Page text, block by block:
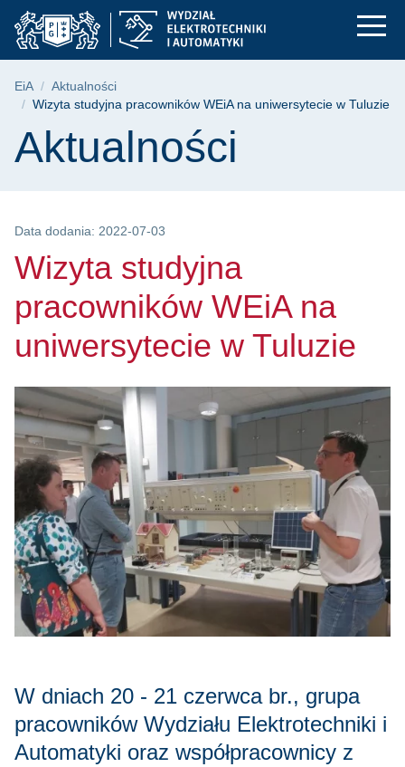
Przejdź
do
menu
Przejdź
do
wyszukiwarki
Przejdź
do
treści
Wizyta studyjna
Ścieżka nawigacyjna
EiA
Aktualności
Wizyta studyjna pracowników WEiA na uniwersytecie w Tuluzie
Treść strony
Aktualności
Data dodania: 2022-07-03
Wizyta studyjna
pracowników WEiA na
uniwersytecie w Tuluzie
W dniach 20 - 21 czerwca br., grupa
pracowników Wydziału Elektrotechniki i
Automatyki oraz współpracownicy z